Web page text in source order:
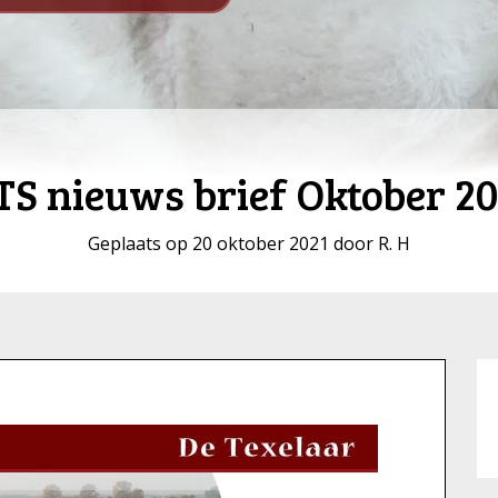
nieuws brief Oktober
Geplaats op 20 oktober 2021 door R. H